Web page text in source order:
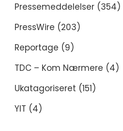
Pressemeddelelser (354)
PressWire (203)
Reportage (9)
TDC – Kom Nærmere (4)
Ukatagoriseret (151)
YIT (4)